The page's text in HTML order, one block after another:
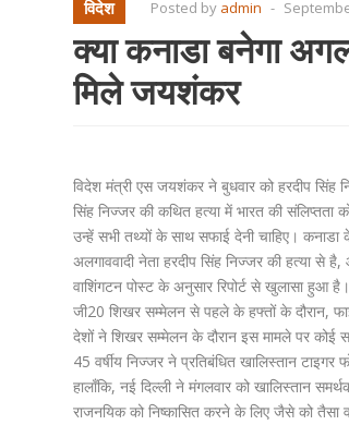
विदेश Posted by admin -
क्या कनाडा बनेगा
मिले जयशंकर
विदेश मंत्री एस जयशंकर ने बुधवार को हरदीप सिंह
सिंह निज्जर की कथित हत्या में भारत की संलिप्तता
उन्हें सभी तथ्यों के साथ सफाई देनी चाहिए।
अलगाववादी नेता हरदीप सिंह निज्जर की हत्या से
वाशिंगटन पोस्ट के अनुसार रिपोर्ट से खुलासा हुआ है।
जी20 शिखर सम्मेलन से पहले के हफ्तों के दौरान,
देशों ने शिखर सम्मेलन के दौरान इस मामले पर कोई
45 वर्षीय निज्जर ने प्रतिबंधित खालिस्तान
हालाँकि, नई दिल्ली ने मंगलवार को खालिस्तान
राजनयिक को निष्कासित करने के लिए जैसे को तैसा